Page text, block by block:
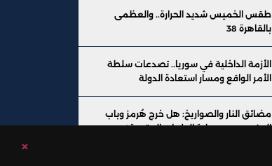
طقس الخميس شديد الحرارة.. والعظمى
بالقاهرة 38
الأزمة الداخلية في سوريا.. تصدعات سلطة
الأمر الواقع ومسار استعادة الدولة
مضائق النار والصواريخ: هل خرج هُرمز وباب
المندب عن سيطرة الولايات المتحدة؟
×